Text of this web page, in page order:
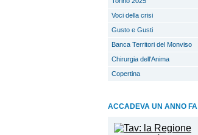
Voci della crisi
Gusto e Gusti
Banca Territori del Monviso
Chirurgia dell'Anima
Copertina
ACCADEVA UN ANNO FA